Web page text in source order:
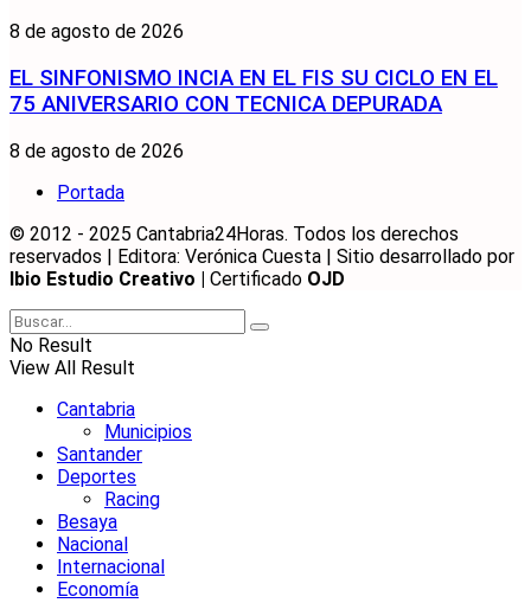
8 de agosto de 2026
EL SINFONISMO INCIA EN EL FIS SU CICLO EN EL
75 ANIVERSARIO CON TECNICA DEPURADA
8 de agosto de 2026
Portada
© 2012 - 2025 Cantabria24Horas. Todos los derechos
reservados | Editora: Verónica Cuesta | Sitio desarrollado por
Ibio Estudio Creativo | Certificado OJD
No Result
View All Result
Cantabria
Municipios
Santander
Deportes
Racing
Besaya
Nacional
Internacional
Economía